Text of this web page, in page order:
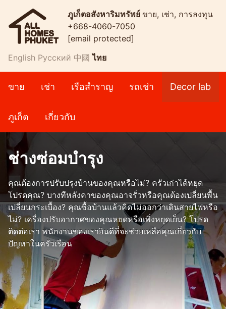
ภูเก็ตอสังหาริมทรัพย์ ขาย, เช่า, การลงทุน
+668-4060-7050
[email protected]
English Русский 中國 ไทย
ขาย เช่า เรือสำราญ รถเช่า Decor lab
ภูเก็ต เกี่ยวกับ
ช่างซ่อมบำรุง
คุณต้องการปรับปรุงบ้านของคุณหรือไม่? ครัวเก่าได้หยุด
โปรดคุณ? บางทีหลังคาของคุณอาจรั่วหรือคุณต้องเปลี่ยนพื้น
เปลี่ยนกระเบื้อง? คุณซื้อบ้านแล้วคิดไม่ออกว่าเดินสายไฟหรือ
ไม่? เครื่องปรับอากาศของคุณหยดหรือเพิ่งหยุดเย็น? โปรด
ติดต่อเรา พนักงานของเรายินดีที่จะช่วยเหลือคุณเกี่ยวกับ
ปัญหาในครัวเรือน